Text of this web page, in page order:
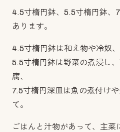
4.5寸楕円鉢、5.5寸楕円鉢、
あります。
4.5寸楕円鉢は和え物や冷奴、
5.5寸楕円鉢は野菜の煮浸し
腐、
7.5寸楕円深皿は魚の煮付け
て。
ごはんと汁物があって、主菜